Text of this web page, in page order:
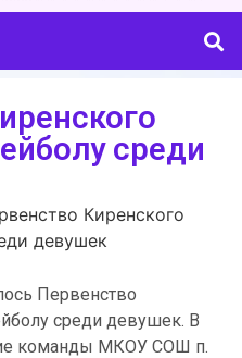
среди
Киренского
девушек
Первенство
среди девушек. В
команды МКОУ СОШ п.